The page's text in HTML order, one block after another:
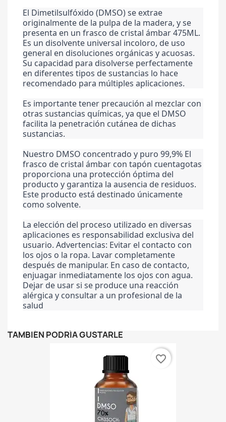
El Dimetilsulfóxido (DMSO) se extrae
originalmente de la pulpa de la madera, y se
presenta en un frasco de cristal ámbar 475ML.
Es un disolvente universal incoloro, de uso
general en disoluciones orgánicas y acuosas.
Su capacidad para disolverse perfectamente
en diferentes tipos de sustancias lo hace
recomendado para múltiples aplicaciones.
Es importante tener precaución al mezclar con
otras sustancias químicas, ya que el DMSO
facilita la penetración cutánea de dichas
sustancias.
Nuestro DMSO concentrado y puro 99,9% El
frasco de cristal ámbar con tapón cuentagotas
proporciona una protección óptima del
producto y garantiza la ausencia de residuos.
Este producto está destinado únicamente
como solvente.
La elección del proceso utilizado en diversas
aplicaciones es responsabilidad exclusiva del
usuario. Advertencias: Evitar el contacto con
los ojos o la ropa. Lavar completamente
después de manipular. En caso de contacto,
enjuagar inmediatamente los ojos con agua.
Dejar de usar si se produce una reacción
alérgica y consultar a un profesional de la
salud
TAMBIÉN PODRÍA GUSTARLE
favorite_border